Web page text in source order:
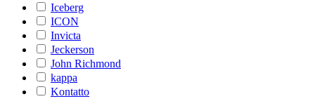
Iceberg
ICON
Invicta
Jeckerson
John Richmond
kappa
Kontatto